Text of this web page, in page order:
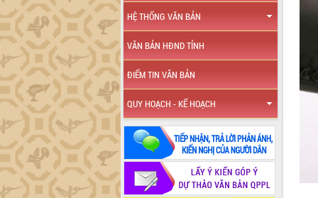
HỆ THỐNG VĂN BẢN
VĂN BẢN HĐND TỈNH
ĐIỂM TIN VĂN BẢN
QUY HOẠCH - KẾ HOẠCH